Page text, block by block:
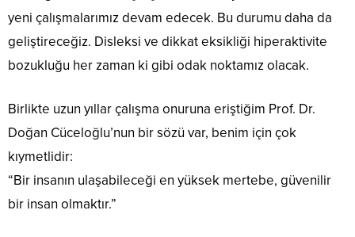
yeni çalışmalarımız devam edecek. Bu durumu daha da
geliştireceğiz. Disleksi ve dikkat eksikliği hiperaktivite
bozukluğu her zaman ki gibi odak noktamız olacak.
Birlikte uzun yıllar çalışma onuruna eriştiğim Prof. Dr.
Doğan Cüceloğlu’nun bir sözü var, benim için çok
kıymetlidir:
“Bir insanın ulaşabileceği en yüksek mertebe, güvenilir
bir insan olmaktır.”